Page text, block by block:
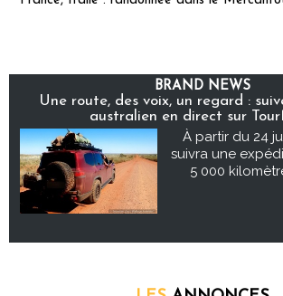
BRAND NEWS
Une route, des voix, un regard :
australien en direct sur
À partir du 24
suivra une
5 000